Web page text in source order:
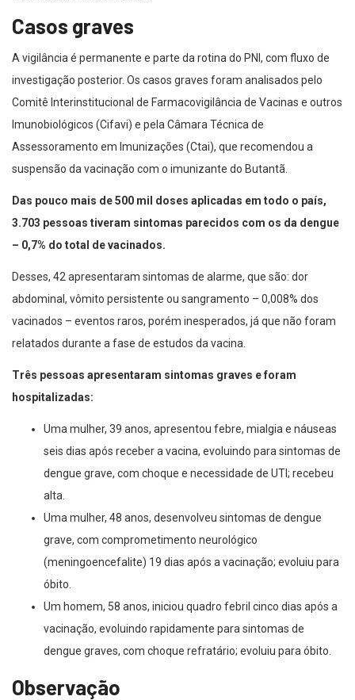
Casos graves
A vigilância é permanente e parte da rotina do PNI, com fluxo de
investigação posterior. Os casos graves foram analisados pelo
Comitê Interinstitucional de Farmacovigilância de Vacinas e outros
Imunobiológicos (Cifavi) e pela Câmara Técnica de
Assessoramento em Imunizações (Ctai), que recomendou a
suspensão da vacinação com o imunizante do Butantã.
Das pouco mais de 500 mil doses aplicadas em todo o país,
3.703 pessoas tiveram sintomas parecidos com os da dengue
– 0,7% do total de vacinados.
Desses, 42 apresentaram sintomas de alarme, que são: dor
abdominal, vômito persistente ou sangramento – 0,008% dos
vacinados – eventos raros, porém inesperados, já que não foram
relatados durante a fase de estudos da vacina.
Três pessoas apresentaram sintomas graves e foram
hospitalizadas:
Uma mulher, 39 anos, apresentou febre, mialgia e náuseas
seis dias após receber a vacina, evoluindo para sintomas de
dengue grave, com choque e necessidade de UTI; recebeu
alta.
Uma mulher, 48 anos, desenvolveu sintomas de dengue
grave, com comprometimento neurológico
(meningoencefalite) 19 dias após a vacinação; evoluiu para
óbito.
Um homem, 58 anos, iniciou quadro febril cinco dias após a
vacinação, evoluindo rapidamente para sintomas de
dengue graves, com choque refratário; evoluiu para óbito.
Observação